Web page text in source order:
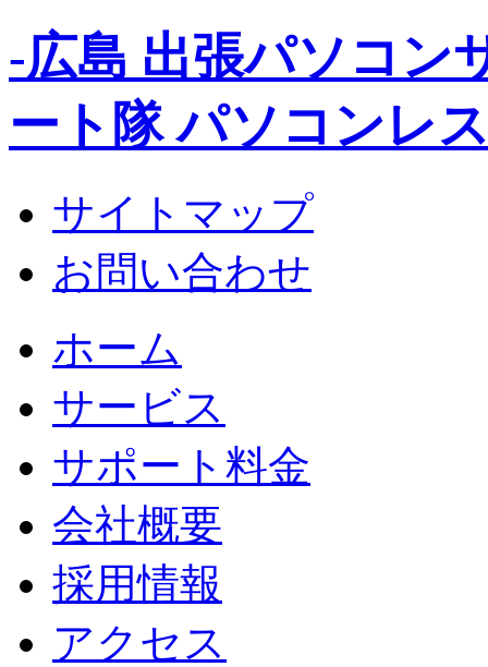
-広島 出張パソコン
ート隊 パソコンレ
サイトマップ
お問い合わせ
ホーム
サービス
サポート料金
会社概要
採用情報
アクセス